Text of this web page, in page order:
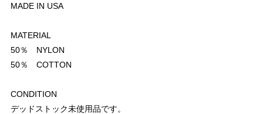
MADE IN USA
MATERIAL
50％ NYLON
50％ COTTON
CONDITION
デッドストック未使用品です。